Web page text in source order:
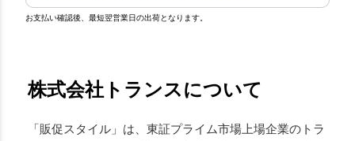
お支払い確認後、最短翌営業日の出荷となります。
株式会社トランスについて
「販促スタイル」は、東証プライム市場上場企業のトラ